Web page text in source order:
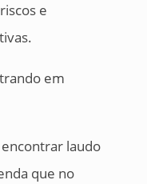
e
em
laudo
que no